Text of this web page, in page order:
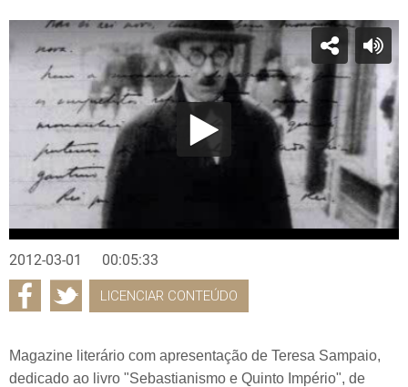
2012-03-01 00:05:33
LICENCIAR CONTEÚDO
Magazine literário com apresentação de Teresa Sampaio,
dedicado ao livro "Sebastianismo e Quinto Império", de